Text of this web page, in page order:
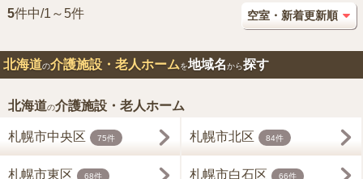
5件中/1～5件
北海道の介護施設・老人ホームを地域名から探す
北海道の介護施設・老人ホーム
札幌市中央区 75件 札幌市北区 84件
札幌市東区 68件 札幌市白石区 66件